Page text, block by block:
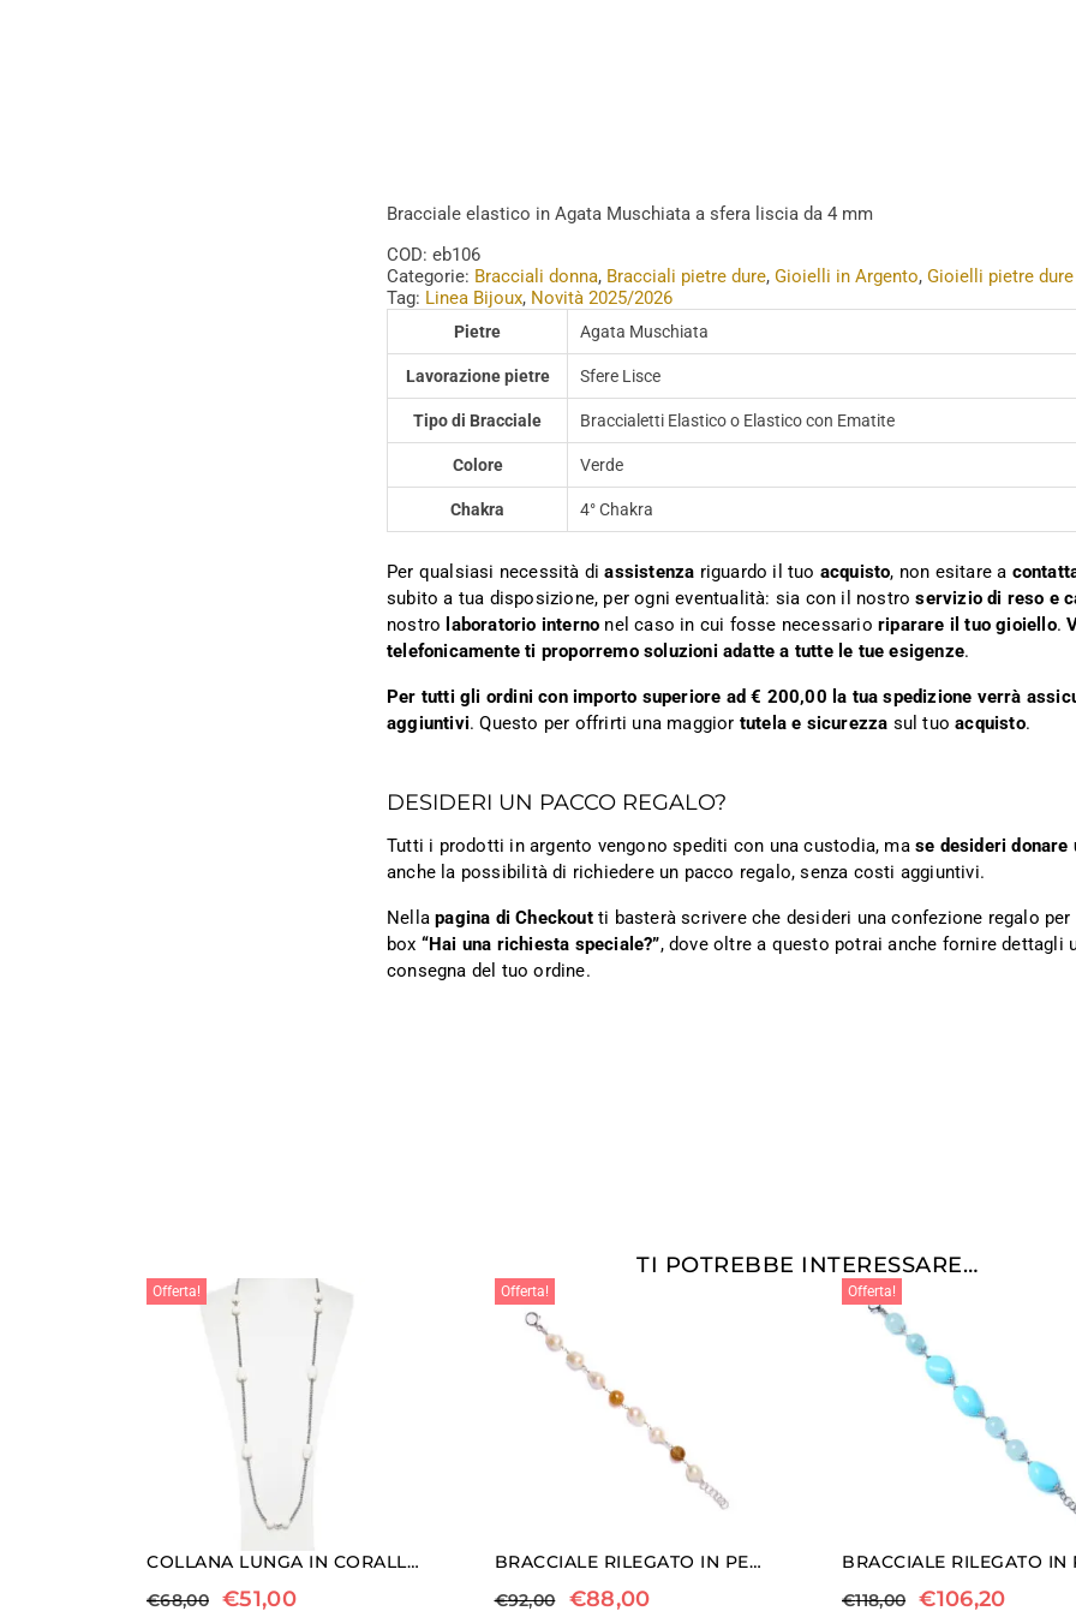
Bracciale elastico in Agata Muschiata a sfera liscia da 4 mm
COD: eb106
Categorie: Bracciali donna, Bracciali pietre dure, Gioielli in Argento, Gioielli pietre dure
Tag: Linea Bijoux, Novità 2025/2026
Pietre Agata Muschiata
Lavorazione pietre Sfere Lisce
Tipo di Bracciale Braccialetti Elastico o Elastico con Ematite
Colore Verde
Chakra 4° Chakra
Per qualsiasi necessità diassistenza riguardo il tuo acquisto, non esitare a
subito a tua disposizione, per ogni eventualità: sia con il nostroservizio di reso e
nostro laboratorio interno nel caso in cui fosse necessarioriparare il tuo gioiello.
telefonicamente ti proporremo soluzioni adatte a tutte le tue esigenze.
Per tutti gli ordini con importo superiore ad € 200,00 la tua spedizione verrà
aggiuntivi. Questo per offrirti una maggior tutela e sicurezza sul tuoacquisto.
DESIDERI UN PACCO REGALO?
Tutti i prodotti in argento vengono spediti con una custodia, ma se desideri donare
anche la possibilità di richiedere un pacco regalo, senza costi aggiuntivi.
Nellapagina di Checkoutti basterà scrivere che desideri una confezione regalo per
box “Hai una richiesta speciale?”, dove oltre a questo potrai anche fornire dettagli
consegna del tuo ordine.
TI POTREBBE INTERESSARE…
Offerta!
COLLANA LUNGA IN CORALLO BIANCO ED EMATITE RODIATA
€68,00 €51,00
Offerta!
BRACCIALE RILEGATO IN PERLE E QUARZO EMATOIDE GIALLO
€92,00 €88,00
Offerta!
€118,00 €106,20